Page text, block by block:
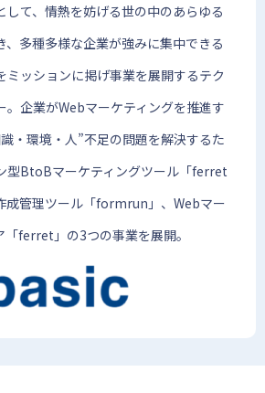
して、情熱を妨げる世の中のあらゆる
、多種多様な企業が強みに集中できる
ミッションに掲げ事業を展開するテク
。企業がWebマーケティングを推進す
・環境・人”不足の問題を解決するた
型BtoBマーケティングツール「ferret
成管理ツール「formrun」、Webマー
「ferret」の3つの事業を展開。